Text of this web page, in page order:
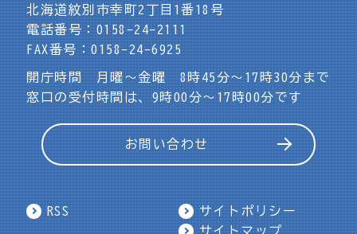
北海道紋別市幸町2丁目1番18号
電話番号：0158-24-2111
FAX番号：0158-24-6925
開庁時間 月曜～金曜 8時45分～17時30分まで
窓口の受付時間は、9時00分～17時00分です
お問い合わせ
RSS
サイトポリシー
サイトマップ